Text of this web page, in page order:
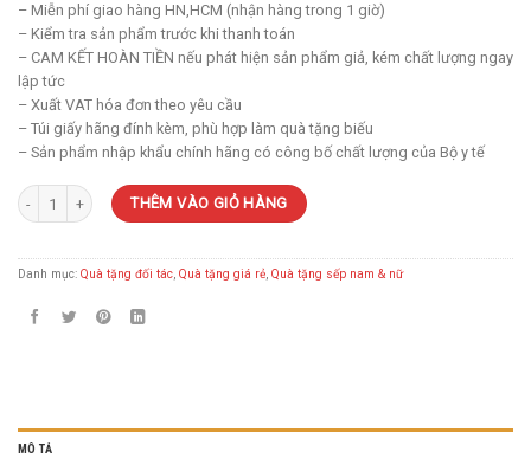
– Miễn phí giao hàng HN,HCM (nhận hàng trong 1 giờ)
– Kiểm tra sản phẩm trước khi thanh toán
– CAM KẾT HOÀN TIỀN nếu phát hiện sản phẩm giả, kém chất lượng ngay
lập tức
– Xuất VAT hóa đơn theo yêu cầu
– Túi giấy hãng đính kèm, phù hợp làm quà tặng biếu
– Sản phẩm nhập khẩu chính hãng có công bố chất lượng của Bộ y tế
Chiết xuất hồng sâm Pocheon 30 gói số lượng
THÊM VÀO GIỎ HÀNG
Danh mục: Quà tặng đối tác Quà tặng giá rẻ Quà tặng sếp nam & nữ
MÔ TẢ